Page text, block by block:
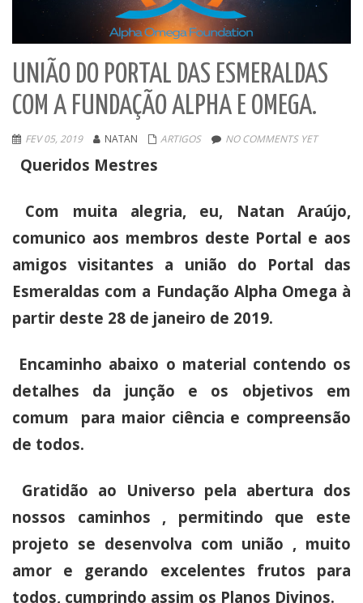
UNIÃO DO PORTAL DAS ESMERALDAS
COM A FUNDAÇÃO ALPHA E OMEGA.
FEV 05, 2019 NATAN ARTIGOS NO COMMENTS YET
Queridos Mestres
Com muita alegria, eu, Natan Araújo,
comunico aos membros deste Portal e aos
amigos visitantes a união do Portal das
Esmeraldas com a Fundação Alpha Omega à
partir deste 28 de janeiro de 2019.
Encaminho abaixo o material contendo os
detalhes da junção e os objetivos em
comum para maior ciência e compreensão
de todos.
Gratidão ao Universo pela abertura dos
nossos caminhos , permitindo que este
projeto se desenvolva com união , muito
amor e gerando excelentes frutos para
todos, cumprindo assim os Planos Divinos.